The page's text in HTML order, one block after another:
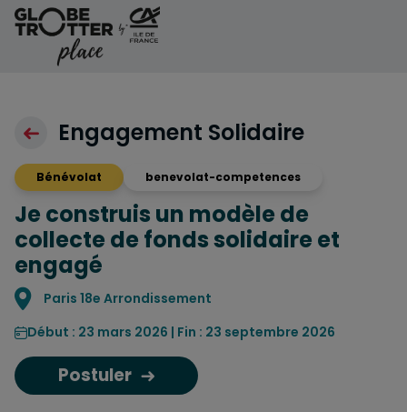
Aller au contenu
Engagement Solidaire
Bénévolat benevolat-competences
Je construis un modèle de
collecte de fonds solidaire et
engagé
Localisation
Paris 18e Arrondissement
Début : 23 mars 2026 | Fin : 23 septembre 2026
Postuler